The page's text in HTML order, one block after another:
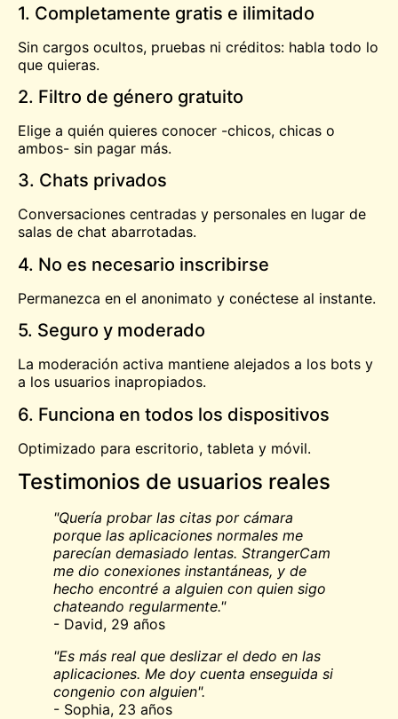
1. Completamente gratis e ilimitado
Sin cargos ocultos, pruebas ni créditos: habla todo lo
que quieras.
2. Filtro de género gratuito
Elige a quién quieres conocer -chicos, chicas o
ambos- sin pagar más.
3. Chats privados
Conversaciones centradas y personales en lugar de
salas de chat abarrotadas.
4. No es necesario inscribirse
Permanezca en el anonimato y conéctese al instante.
5. Seguro y moderado
La moderación activa mantiene alejados a los bots y
a los usuarios inapropiados.
6. Funciona en todos los dispositivos
Optimizado para escritorio, tableta y móvil.
Testimonios de usuarios reales
"Quería probar las citas por cámara
porque las aplicaciones normales me
parecían demasiado lentas. StrangerCam
me dio conexiones instantáneas, y de
hecho encontré a alguien con quien sigo
chateando regularmente."
- David, 29 años
"Es más real que deslizar el dedo en las
aplicaciones. Me doy cuenta enseguida si
congenio con alguien".
- Sophia, 23 años